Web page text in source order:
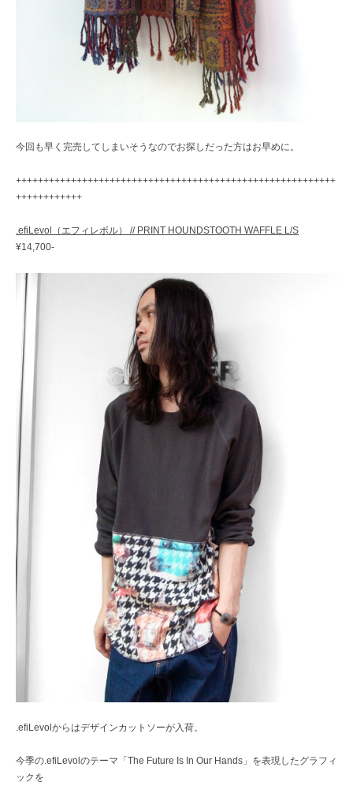
今回も早く完売してしまいそうなのでお探しだった方はお早めに。
++++++++++++++++++++++++++++++++++++++++++++++++++++++++++
++++++++++++
.efiLevol（エフィレボル） // PRINT HOUNDSTOOTH WAFFLE L/S
¥14,700-
.efiLevolからはデザインカットソーが入荷。
今季の.efiLevolのテーマ「The Future Is In Our Hands」を表現したグラフィ
ックを